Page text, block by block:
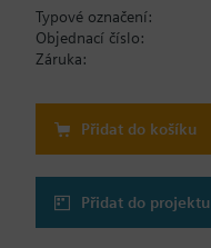
Typové označení:
Objednací číslo:
Záruka:
Přidat do košíku
Přidat do projektu